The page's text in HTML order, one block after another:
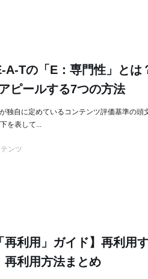
A-Tの「E：専門性」とは
ピールする7つの方法
独自に定めているコンテンツ評価基準の頭
を表して...
ンツ
再利用」ガイド】再利用
再利用方法まとめ